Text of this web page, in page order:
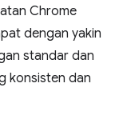
Chrome
dengan yakin
standar dan
konsisten dan